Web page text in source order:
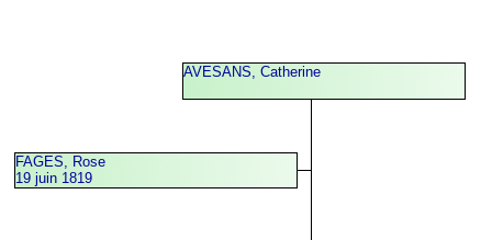
FAGES, Rose
19 juin 1819
AVESANS, Catherine